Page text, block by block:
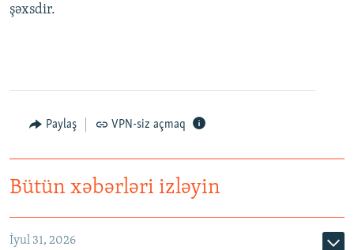
şəxsdir.
Paylaş VPN-siz açmaq
Bütün xəbərləri izləyin
İyul 31, 2026